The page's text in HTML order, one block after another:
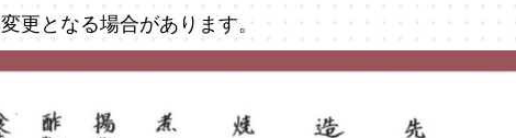
更となる場合があります。